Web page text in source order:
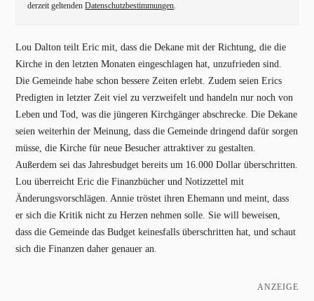
derzeit geltendenDatenschutzbestimmungen.
Lou Dalton teilt Eric mit, dass die Dekane mit der Richtung, die die
Kirche in den letzten Monaten eingeschlagen hat, unzufrieden sind.
Die Gemeinde habe schon bessere Zeiten erlebt. Zudem seien Erics
Predigten in letzter Zeit viel zu verzweifelt und handeln nur noch von
Leben und Tod, was die jüngeren Kirchgänger abschrecke. Die Dekane
seien weiterhin der Meinung, dass die Gemeinde dringend dafür sorgen
müsse, die Kirche für neue Besucher attraktiver zu gestalten.
Außerdem sei das Jahresbudget bereits um 16.000 Dollar überschritten.
Lou überreicht Eric die Finanzbücher und Notizzettel mit
Änderungsvorschlägen. Annie tröstet ihren Ehemann und meint, dass
er sich die Kritik nicht zu Herzen nehmen solle. Sie will beweisen,
dass die Gemeinde das Budget keinesfalls überschritten hat, und schaut
sich die Finanzen daher genauer an.
ANZEIGE